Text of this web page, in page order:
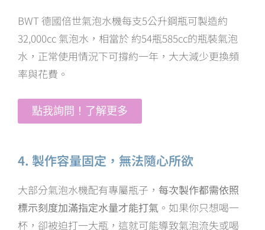
BWT 德國倍世氣泡水機每支5公升鋼瓶可製造約
32,000cc 氣泡水，相當於 約54瓶585cc的瓶裝氣泡
水，正常使用情況下可撐約一年，大大減少更換頻
率與花費。
點我詢問！了解更多
4. 製作容量固定，無法隨心所欲
大部分氣泡水機配有專屬瓶子， 每次製作都需依照
標示刻度加滿指定水量才能打氣 。如果你只想喝一
杯，卻被迫打一大瓶，這就可能導致氣泡流失或喝